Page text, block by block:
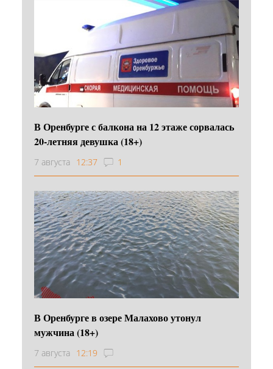
В Оренбурге с балкона на 12 этаже сорвалась
20-летняя девушка (18+)
7 августа 12:37 1
В Оренбурге в озере Малахово утонул
мужчина (18+)
7 августа 12:19